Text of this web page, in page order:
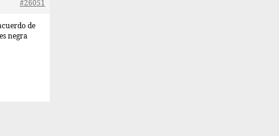
#26051
de
negra